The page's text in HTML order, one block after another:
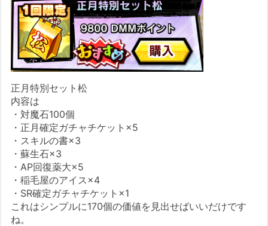
正月特別セット松
内容は
・対魔石100個
・正月確定ガチャチケット×5
・スキルの書×3
・蘇生石×3
・AP回復薬大×5
・稲毛屋のアイス×4
・SR確定ガチャチケット×1
これはシンプルに170個の価値を見出せばいいだけです
ね。